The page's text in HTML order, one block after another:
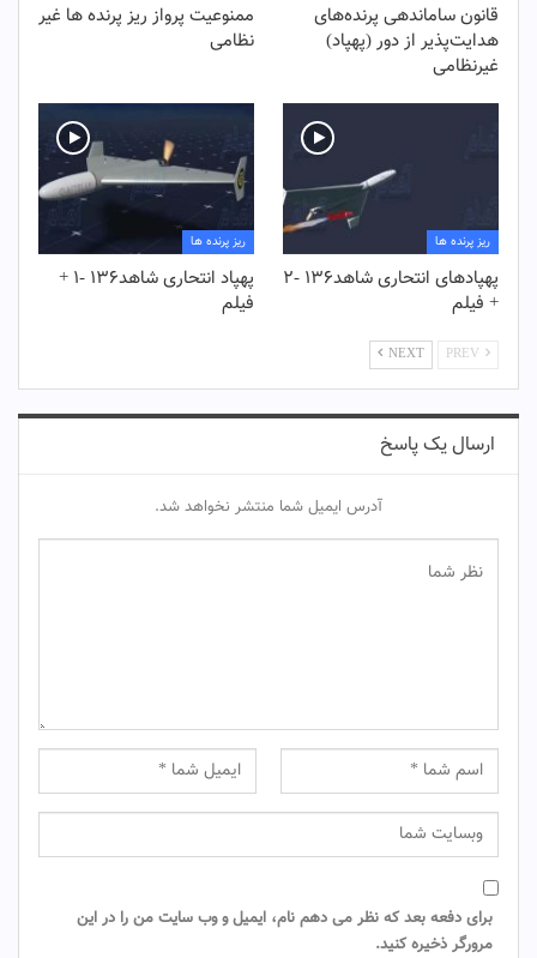
قانون ساماندهی پرنده‌های
هدایت‌پذیر از دور (پهپاد)
غیرنظامی
ممنوعیت پرواز ریز پرنده ها غیر
نظامی
ریز پرنده ها
پهپادهای انتحاری شاهد۱۳۶ -۲
+ فیلم
ریز پرنده ها
پهپاد انتحاری شاهد۱۳۶ -۱ +
فیلم
NEXT
ارسال یک پاسخ
آدرس ایمیل شما منتشر نخواهد شد.
برای دفعه بعد که نظر می دهم نام، ایمیل و وب سایت من را در این
مرورگر ذخیره کنید.